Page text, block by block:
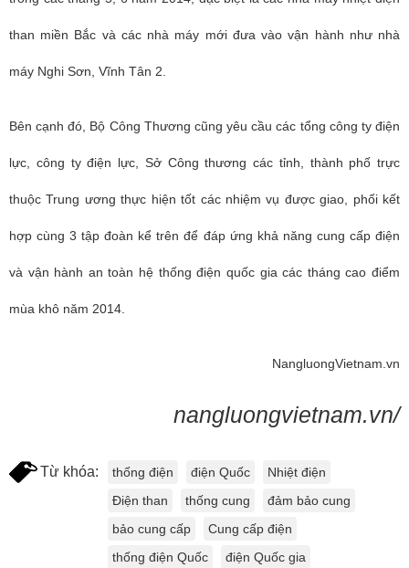
than miền Bắc và các nhà máy mới đưa vào vận hành như nhà
máy Nghi Sơn, Vĩnh Tân 2.
Bên cạnh đó, Bộ Công Thương cũng yêu cầu các tổng công ty điện
lực, công ty điện lực, Sở Công thương các tỉnh, thành phố trực
thuộc Trung ương thực hiện tốt các nhiệm vụ được giao, phối kết
hợp cùng 3 tập đoàn kể trên để đáp ứng khả năng cung cấp điện
và vận hành an toàn hệ thống điện quốc gia các tháng cao điểm
mùa khô năm 2014.
NangluongVietnam.vn
nangluongvietnam.vn/
Từ khóa: thống điện điện Quốc
Nhiệt điện
Điện than
thống cung
đảm bảo cung
bảo cung cấp
Cung cấp điện
thống điện Quốc
điện Quốc gia